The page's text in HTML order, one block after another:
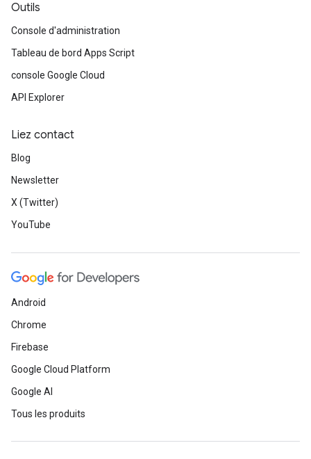
Outils
Console d'administration
Tableau de bord Apps Script
console Google Cloud
API Explorer
Liez contact
Blog
Newsletter
X (Twitter)
YouTube
Android
Chrome
Firebase
Google Cloud Platform
Google AI
Tous les produits